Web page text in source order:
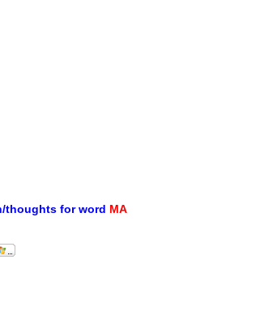
thoughts for word MA